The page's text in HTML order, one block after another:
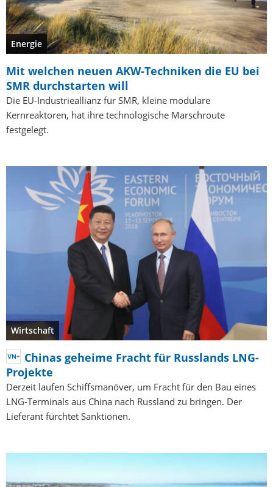
Energie
Mit welchen neuen AKW-Techniken die EU bei
SMR durchstarten will
Die EU-Industrieallianz für SMR, kleine modulare
Kernreaktoren, hat ihre technologische Marschroute
festgelegt.
Wirtschaft
Chinas geheime Fracht für Russlands LNG-
Projekte
Derzeit laufen Schiffsmanöver, um Fracht für den Bau eines
LNG-Terminals aus China nach Russland zu bringen. Der
Lieferant fürchtet Sanktionen.